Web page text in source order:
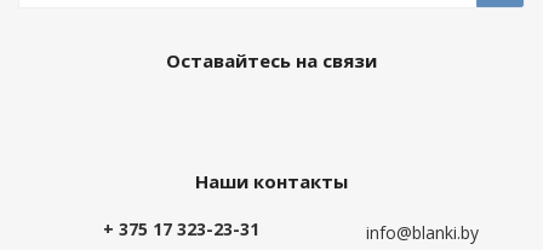
Оставайтесь на связи
Наши контакты
+ 375 17 323-23-31 info@blanki.by